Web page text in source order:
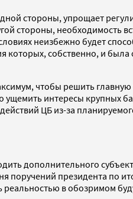
стороны, упрощает
стороны, необходимость
неизбежно будет
которых, собственно, и
чтобы решить
интересы крупных
ЦБ из-за
дополнительного
поручений президента
реальностью в обозримом